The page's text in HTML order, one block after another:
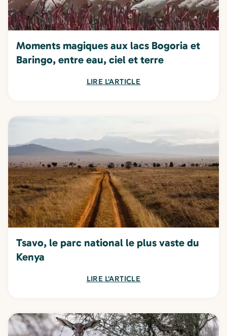
Moments magiques aux lacs Bogoria et
Baringo, entre eau, ciel et terre
LIRE L'ARTICLE
Tsavo, le parc national le plus vaste du
Kenya
LIRE L'ARTICLE